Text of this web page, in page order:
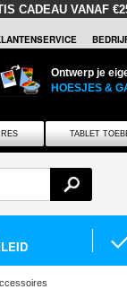
CADEAU VANAF
Ontwerp je
HOESJES &
TABLET